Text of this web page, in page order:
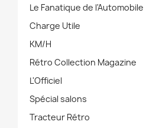
Le Fanatique de l'Automobile
Charge Utile
KM/H
Rétro Collection Magazine
L'Officiel
Spécial salons
Tracteur Rétro